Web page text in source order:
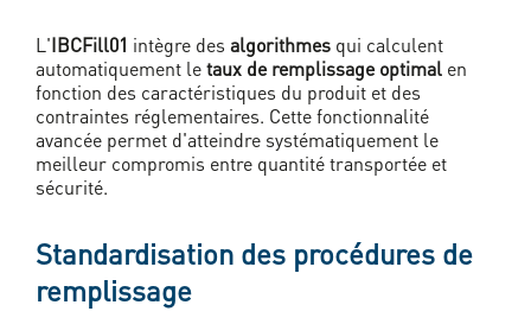
L'IBCFill01 intègre des algorithmes qui calculent
automatiquement letaux de remplissage optimal en
fonction des caractéristiques du produit et des
contraintes réglementaires. Cette fonctionnalité
avancée permet d'atteindre systématiquement le
meilleur compromis entre quantité transportée et
sécurité.
Standardisation des procédures de
remplissage